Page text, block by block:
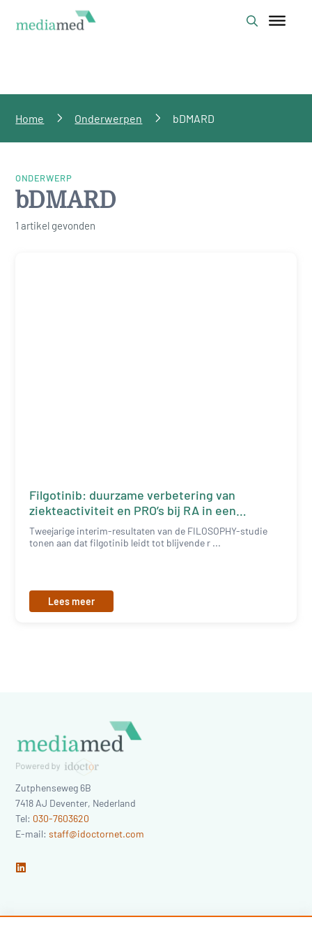
Home Onderwerpen bDMARD
ONDERWERP
bDMARD
1 artikel gevonden
Filgotinib: duurzame verbetering van
ziekteactiviteit en PRO’s bij RA in een
dagelijkse praktijkcontext
Tweejarige interim-resultaten van de FILOSOPHY-studie
tonen aan dat filgotinib leidt tot blijvende r ...
Lees meer
Zutphenseweg 6B
7418 AJ Deventer, Nederland
Tel: 030-7603620
E-mail:staff@idoctornet.com